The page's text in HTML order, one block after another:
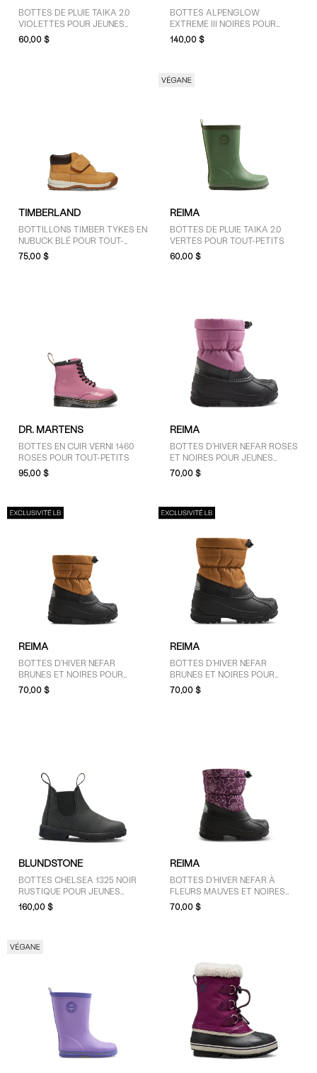
BOTTES DE PLUIE TAIKA 2.0
VIOLETTES POUR JEUNES
ENFANTS
60,00 $
BOTTES ALPENGLOW
EXTREME III NOIRES POUR
TOUT-PETITS/JEUNES
140,00 $
TIMBERLAND
BOTTILLONS TIMBER TYKES EN
NUBUCK BLÉ POUR TOUT-
PETITS
75,00 $
REIMA
BOTTES DE PLUIE TAIKA 2.0
VERTES POUR TOUT-PETITS
60,00 $
DR. MARTENS
BOTTES EN CUIR VERNI 1460
ROSES POUR TOUT-PETITS
95,00 $
REIMA
BOTTES D'HIVER NEFAR ROSES
ET NOIRES POUR JEUNES
ENFANTS
70,00 $
REIMA
BOTTES D'HIVER NEFAR
BRUNES ET NOIRES POUR
TOUT-PETITS
70,00 $
REIMA
BOTTES D'HIVER NEFAR
BRUNES ET NOIRES POUR
JEUNES ENFANTS
70,00 $
BLUNDSTONE
BOTTES CHELSEA 1325 NOIR
RUSTIQUE POUR JEUNES
ENFANTS
160,00 $
REIMA
BOTTES D'HIVER NEFAR À
FLEURS MAUVES ET NOIRES
POUR TOUT-PETITS
70,00 $